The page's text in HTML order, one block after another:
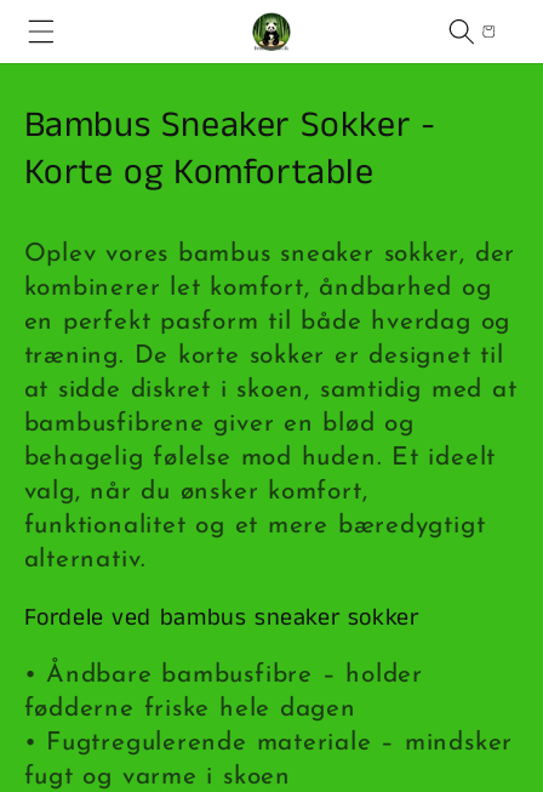
Gå til
indhold
K
o
l
e
k
t
i
o
n
:
Bambus Sneaker Sokker -
Korte og Komfortable
Oplev vores bambus sneaker sokker, der
kombinerer let komfort, åndbarhed og
en perfekt pasform til både hverdag og
træning. De korte sokker er designet til
at sidde diskret i skoen, samtidig med at
bambusfibrene giver en blød og
behagelig følelse mod huden. Et ideelt
valg, når du ønsker komfort,
funktionalitet og et mere bæredygtigt
alternativ.
Fordele ved bambus sneaker sokker
• Åndbare bambusfibre – holder
fødderne friske hele dagen
• Fugtregulerende materiale – mindsker
fugt og varme i skoen